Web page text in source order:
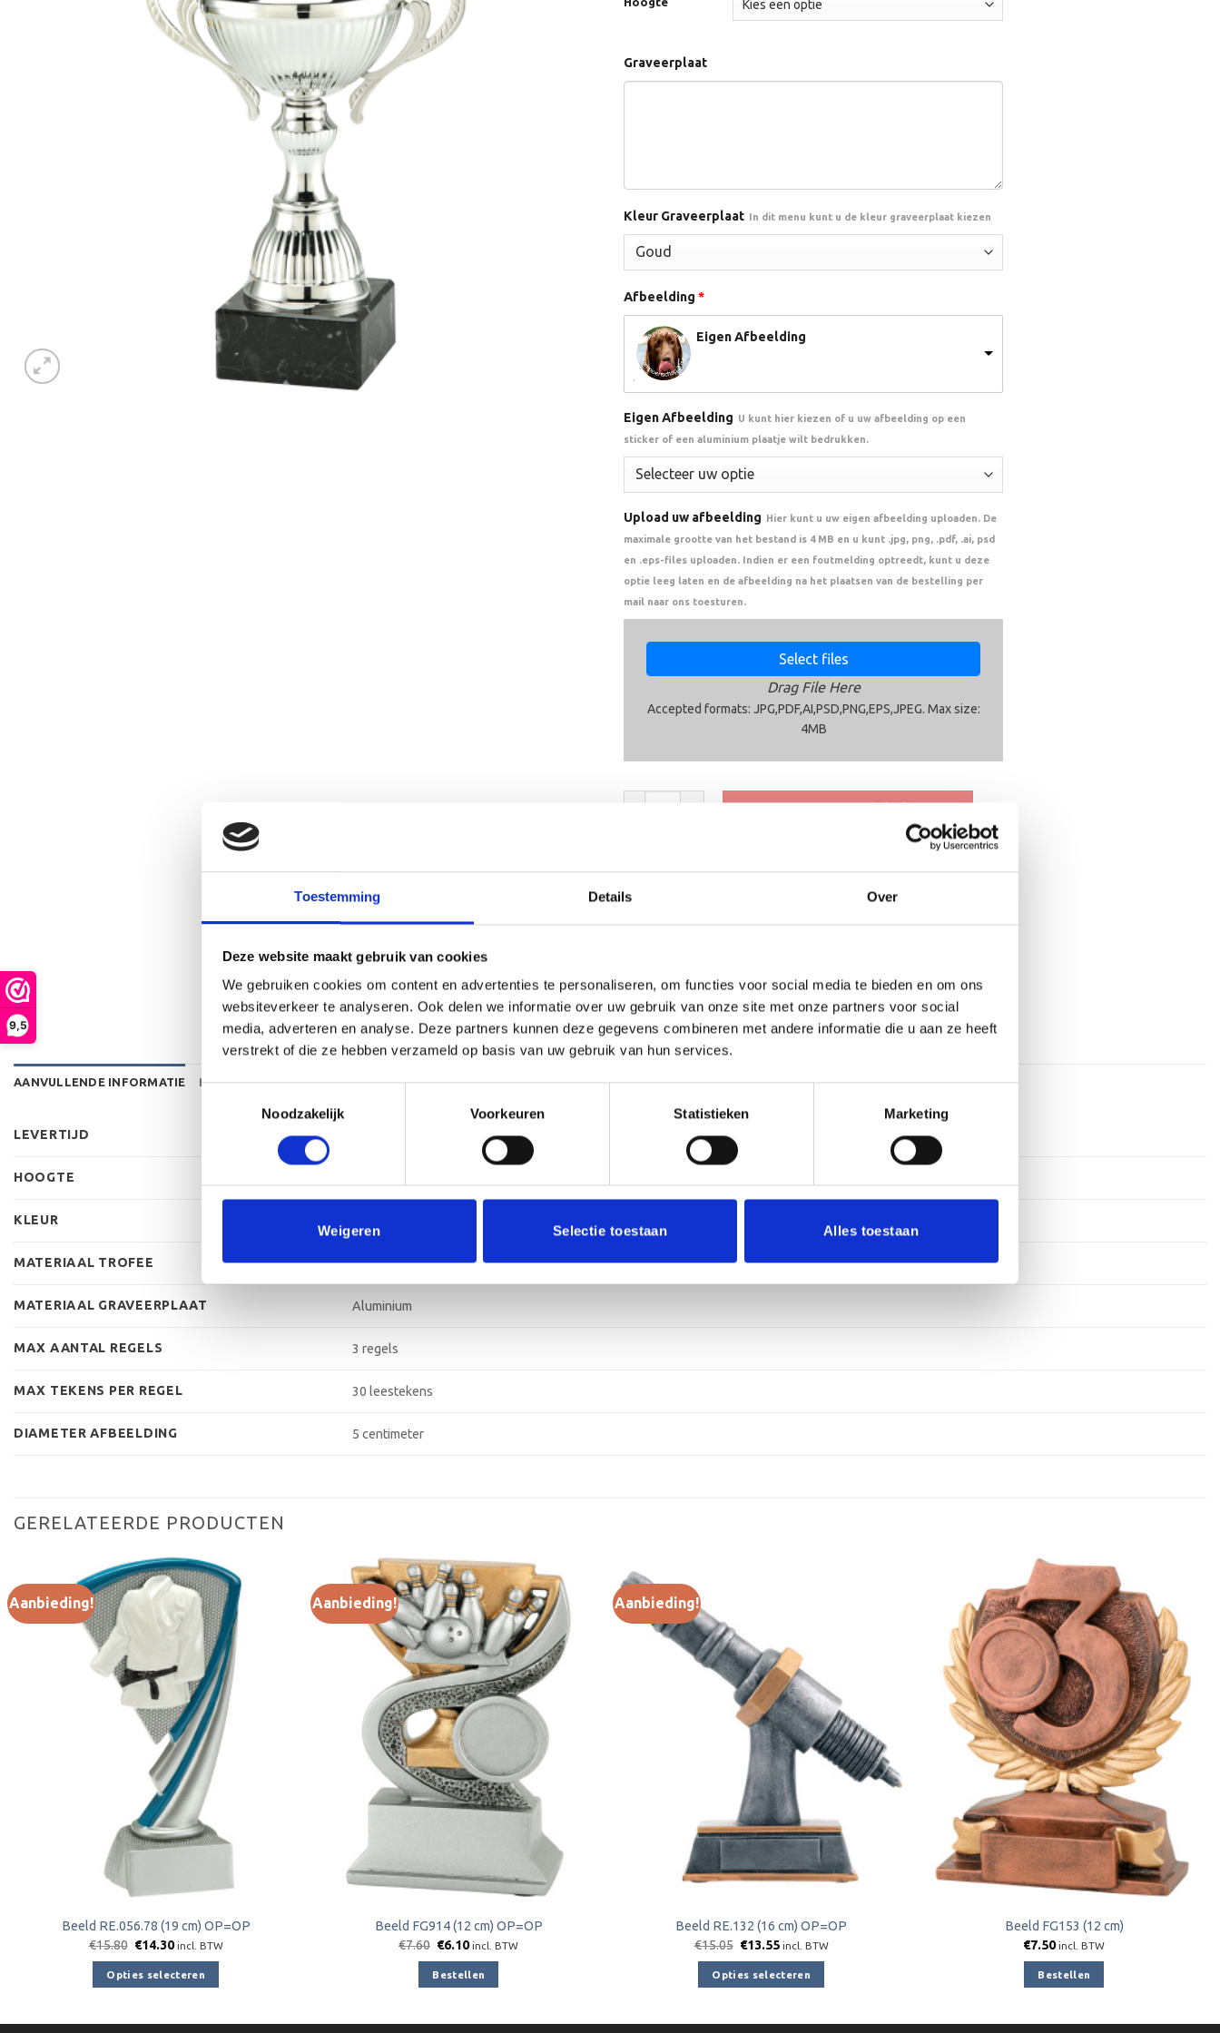
9,5
Toestemming Details Over
Deze website maakt gebruik van cookies
We gebruiken cookies om content en advertenties te personaliseren, om functies voor social media te bieden en om ons
websiteverkeer te analyseren. Ook delen we informatie over uw gebruik van onze site met onze partners voor social
media, adverteren en analyse. Deze partners kunnen deze gegevens combineren met andere informatie die u aan ze heeft
verstrekt of die ze hebben verzameld op basis van uw gebruik van hun services.
Noodzakelijk
Voorkeuren Statistieken Marketing
Weigeren Selectie toestaan Alles toestaan
Graveerplaat
Kleur Graveerplaat In dit menu kunt u de kleur graveerplaat kiezen
Afbeelding *
Eigen Afbeelding
Eigen Afbeelding U kunt hier kiezen of u uw afbeelding op een
sticker of een aluminium plaatje wilt bedrukken.
Upload uw afbeelding Hier kunt u uw eigen afbeelding uploaden. De
maximale grootte van het bestand is 4 MB en u kunt .jpg, png, .pdf, .ai, psd
en .eps-files uploaden. Indien er een foutmelding optreedt, kunt u deze
optie leeg laten en de afbeelding na het plaatsen van de bestelling per
mail naar ons toesturen.
Select files
Drag File Here
Accepted formats: JPG,PDF,AI,PSD,PNG,EPS,JPEG. Max size:
4MB
Trofee BMT.141 aantal
Toevoegen aan winkelwagen
SKU:
AANVULLENDE INFORMATIE BEOORDELINGEN (0)
LEVERTIJD
HOOGTE
KLEUR
MATERIAAL TROFEE Kunststof/Metaal, Marmer
MATERIAAL GRAVEERPLAAT Aluminium
MAX AANTAL REGELS 3 regels
MAX TEKENS PER REGEL 30 leestekens
DIAMETER AFBEELDING 5 centimeter
GERELATEERDE PRODUCTEN
Aanbieding!
Toevoegen
verlanglijst
Beeld RE.056.78 (19 cm) OP=OP
€15.80 Oorspronkelijke
€15.80.
€14.30Huidige
is:
€14.30.
incl. BTW
Opties selecteren
Aanbieding!
Toevoegen
aan
verlanglijst
Beeld FG914 (12 cm) OP=OP
€7.60 Oorspronkelijke
was:
€7.60.
€6.10Huidige
is:
€6.10.
incl. BTW
Bestellen
Aanbieding!
Beeld RE.132 (16 cm) OP=OP
€15.05 Oorspronkelijke
€15.05.
€13.55Huidige
is:
€13.55.
incl. BTW
Opties selecteren
Toevoegen
aan
verlanglijst
Beeld FG153 (12 cm)
€7.50 incl. BTW
Bestellen